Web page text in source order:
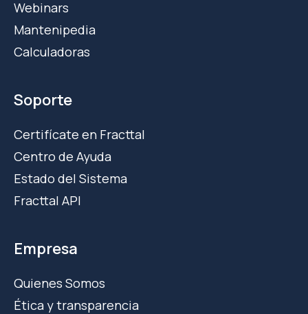
Webinars
Mantenipedia
Calculadoras
Soporte
Certifícate en Fracttal
Centro de Ayuda
Estado del Sistema
Fracttal API
Empresa
Quienes Somos
Ética y transparencia